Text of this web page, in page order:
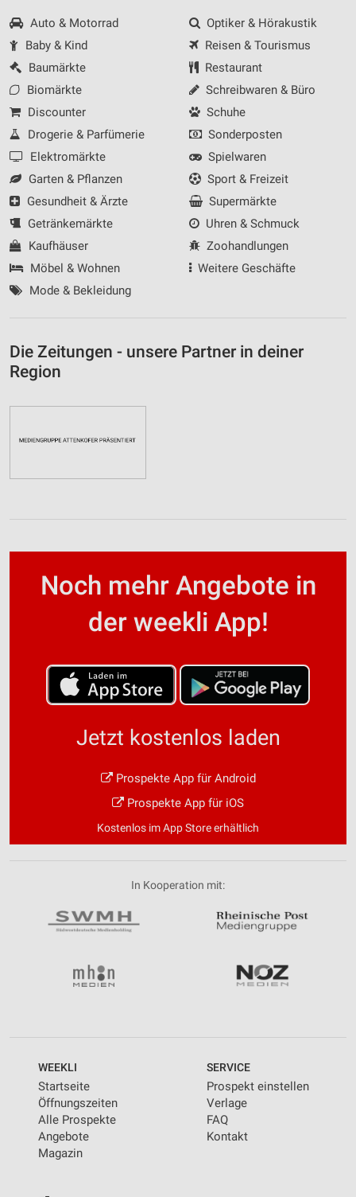
Auto & Motorrad
Baby & Kind
Baumärkte
Biomärkte
Discounter
Drogerie & Parfümerie
Elektromärkte
Garten & Pflanzen
Gesundheit & Ärzte
Getränkemärkte
Kaufhäuser
Möbel & Wohnen
Mode & Bekleidung
Optiker & Hörakustik
Reisen & Tourismus
Restaurant
Schreibwaren & Büro
Schuhe
Sonderposten
Spielwaren
Sport & Freizeit
Supermärkte
Uhren & Schmuck
Zoohandlungen
Weitere Geschäfte
Die Zeitungen - unsere Partner in deiner
Region
Noch mehr Angebote in
der weekli App!
Jetzt kostenlos laden
Prospekte App für Android
Prospekte App für iOS
Kostenlos im App Store erhältlich
In Kooperation mit:
WEEKLI
Startseite
Öffnungszeiten
Alle Prospekte
Angebote
Magazin
SERVICE
Prospekt einstellen
Verlage
FAQ
Kontakt